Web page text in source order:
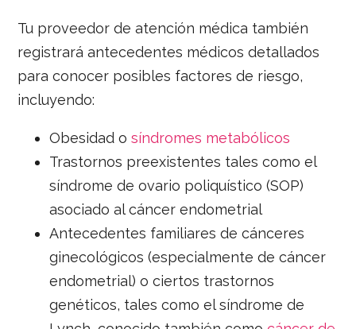
Tu proveedor de atención médica también
registrará antecedentes médicos detallados
para conocer posibles factores de riesgo,
incluyendo:
Obesidad osíndromes metabólicos
Trastornos preexistentes tales como el
síndrome de ovario poliquístico (SOP)
asociado al cáncer endometrial
Antecedentes familiares de cánceres
ginecológicos (especialmente de cáncer
endometrial) o ciertos trastornos
genéticos, tales como el síndrome de